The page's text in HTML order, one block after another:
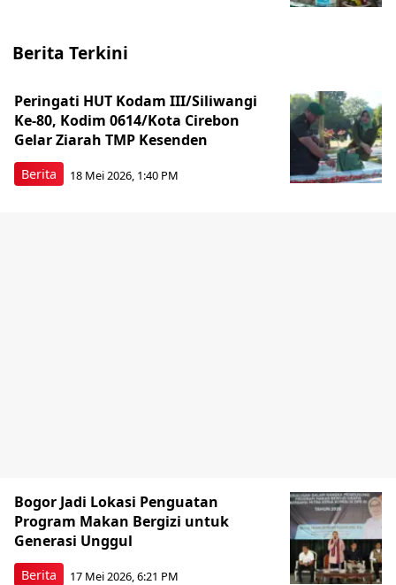
Berita Terkini
Berita
Peringati HUT Kodam III/Siliwangi
Ke-80, Kodim 0614/Kota Cirebon
Gelar Ziarah TMP Kesenden
18 Mei 2026, 1:40 PM
Berita
Bogor Jadi Lokasi Penguatan
Program Makan Bergizi untuk
Generasi Unggul
17 Mei 2026, 6:21 PM